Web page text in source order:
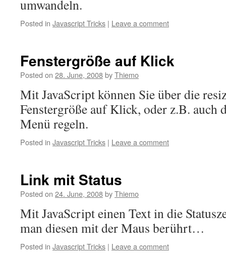
umwandeln.
Posted in Javascript Tricks | Leave a comment
Fenstergröße auf Klick
Posted on 28. June, 2008byThiemo
Mit JavaScript können Sie über die
Fenstergröße auf Klick, oder z.B. auch
Menü regeln.
Posted in Javascript Tricks | Leave a comment
Link mit Status
Posted on 24. June, 2008byThiemo
Mit JavaScript einen Text in die
man diesen mit der Maus berührt…
Posted in Javascript Tricks | Leave a comment